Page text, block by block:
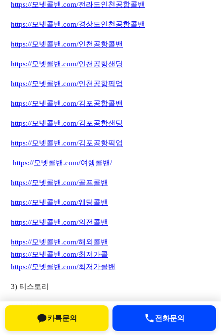
https://모넷콜밴.com/전라도인천공항콜밴
https://모넷콜밴.com/경상도인천공항콜밴
https://모넷콜밴.com/인천공항콜밴
https://모넷콜밴.com/인천공항샌딩
https://모넷콜밴.com/인천공항픽업
https://모넷콜밴.com/김포공항콜밴
https://모넷콜밴.com/김포공항샌딩
https://모넷콜밴.com/김포공항픽업
​https://모넷콜밴.com/여행콜밴/
https://모넷콜밴.com/골프콜밴
https://모넷콜밴.com/웨딩콜밴
https://모넷콜밴.com/의전콜밴
https://모넷콜밴.com/해외콜밴
https://모넷콜밴.com/최저가콜
https://모넷콜밴.com/최저가콜밴
3) 티스토리
모두의넷https://modoonetkorea.tistory.com/
https://monetkorea.tistory.com/
카톡문의 전화문의